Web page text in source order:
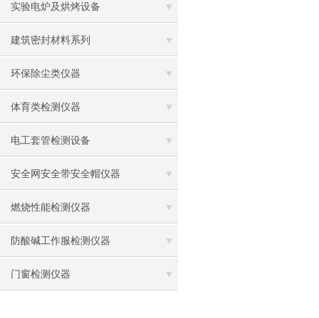
实验电炉及烘烤设备
建筑密封材料系列
环保除尘类仪器
体育类检测仪器
电工套管检测设备
安全网安全带安全帽仪器
燃烧性能检测仪器
防酸碱工作服检测仪器
门窗检测仪器